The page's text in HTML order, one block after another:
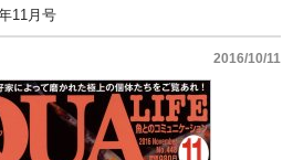
11月号
2016/10/11